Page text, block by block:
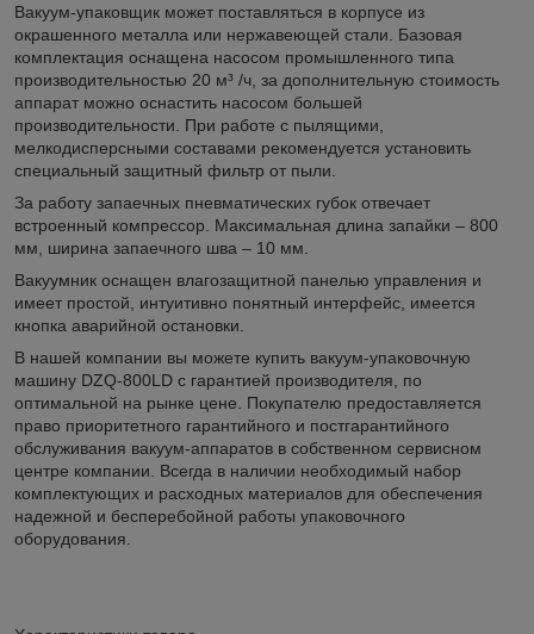
Вакуум-упаковщик может поставляться в корпусе из
окрашенного металла или нержавеющей стали. Базовая
комплектация оснащена насосом промышленного типа
производительностью 20 м³ /ч, за дополнительную стоимость
аппарат можно оснастить насосом большей
производительности. При работе с пылящими,
мелкодисперсными составами рекомендуется установить
специальный защитный фильтр от пыли.
За работу запаечных пневматических губок отвечает
встроенный компрессор. Максимальная длина запайки – 800
мм, ширина запаечного шва – 10 мм.
Вакуумник оснащен влагозащитной панелью управления и
имеет простой, интуитивно понятный интерфейс, имеется
кнопка аварийной остановки.
В нашей компании вы можете купить вакуум-упаковочную
машину DZQ-800LD с гарантией производителя, по
оптимальной на рынке цене. Покупателю предоставляется
право приоритетного гарантийного и постгарантийного
обслуживания вакуум-аппаратов в собственном сервисном
центре компании. Всегда в наличии необходимый набор
комплектующих и расходных материалов для обеспечения
надежной и бесперебойной работы упаковочного
оборудования.